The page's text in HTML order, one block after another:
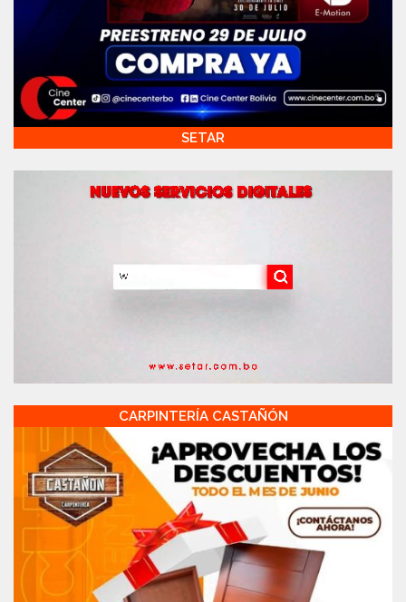
SETAR
CARPINTERÍA CASTAÑÓN